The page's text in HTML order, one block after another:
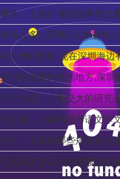
事件，上海外滩踩踏事件主
钱人多6,深圳那么多有钱人
沙滩钓鱼的,现在深圳海边
可以免费钓鱼的地方,深圳
研究生院，上海交大的研究
住宿一般在哪呢
作文题，上海的高考语文作
中介，上海有哪些规模较大
包回多少,温州结婚娶媳妇